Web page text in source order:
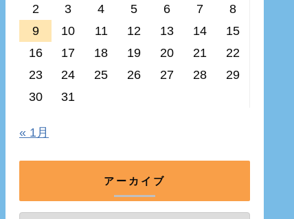
2
3 4 5 6 7
8
9
10 11 12 13 14
15
16
17 18 19 20 21
22
23
24 25 26 27 28
29
30
31
« 1月
アーカイブ